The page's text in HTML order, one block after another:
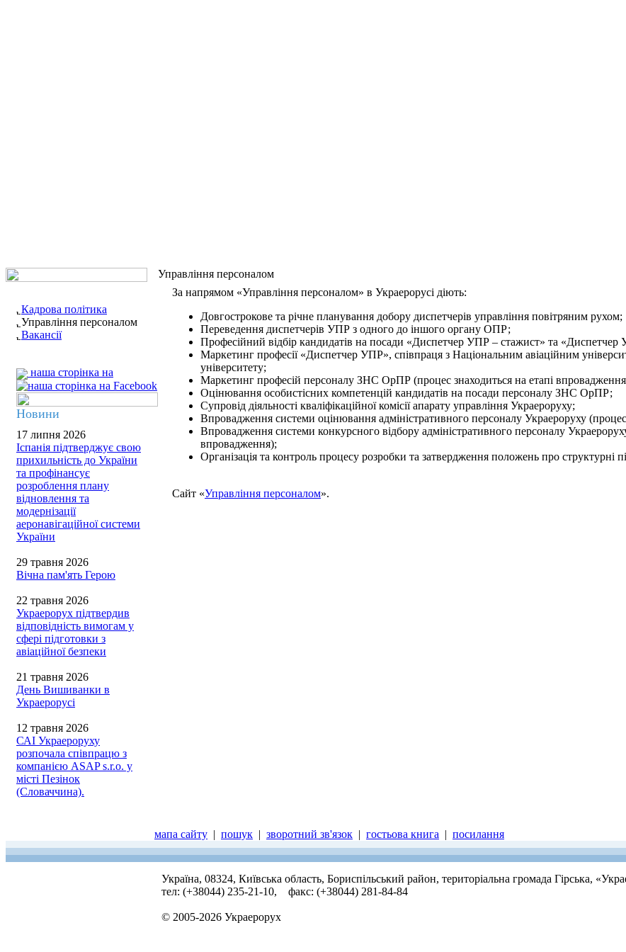
Кадрова політика
Управління персоналом
Вакансії
наша сторінка на
Новини
17 липня 2026
Іспанія підтверджує свою
прихильність до України
та профінансує
розроблення плану
відновлення та
модернізації
аеронавігаційної системи
України
29 травня 2026
Вічна пам'ять Герою
22 травня 2026
Украерорух підтвердив
відповідність вимогам у
сфері підготовки з
авіаційної безпеки
21 травня 2026
День Вишиванки в
Украерорусі
12 травня 2026
САІ Украероруху
розпочала співпрацю з
компанією ASAP s.r.o. у
місті Пезінок
(Словаччина).
Управління персоналом
За напрямом «Управління персоналом» в Украерорусі діють:
Довгострокове та річне планування добору диспетчерів управління повітряним рухом;
Переведення диспетчерів УПР з одного до іншого органу ОПР;
Професійний відбір кандидатів на посади «Диспетчер УПР – стажист» та «Диспетчер
Маркетинг професії «Диспетчер УПР», співпраця з Національним авіаційним
університету;
Маркетинг професій персоналу ЗНС ОрПР (процес знаходиться на етапі
Оцінювання особистісних компетенцій кандидатів на посади персоналу ЗНС ОрПР;
Супровід діяльності кваліфікаційної комісії апарату управління Украероруху;
Впровадження системи оцінювання адміністративного персоналу Украероруху
Впровадження системи конкурсного відбору адміністративного персоналу
впровадження);
Організація та контроль процесу розробки та затвердження положень про структурні
Сайт «Управління персоналом».
мапа сайту | пошук | зворотний зв'язок | гостьова книга | посилання
Україна, 08324, Київська область, Бориспільський район, територіальна громада Гірська,
тел: (+38044) 235-21-10, факс: (+38044) 281-84-84
© 2005-2026 Украерорух